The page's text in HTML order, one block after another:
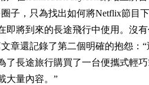
子，只為找出如何將Netflix節目下
即將到來的長途飛行中使用。沒
章還記錄了第二個明確的抱怨：“
了長途旅行購買了一台便攜式輕
大量內容。”